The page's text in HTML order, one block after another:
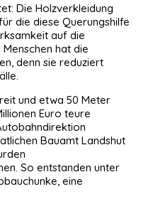
Die Holzverkleidung
die diese Querungshilfe
auf die
hat die
denn sie reduziert
und etwa 50 Meter
Euro teure
Bauamt Landshut
So entstanden unter
eine